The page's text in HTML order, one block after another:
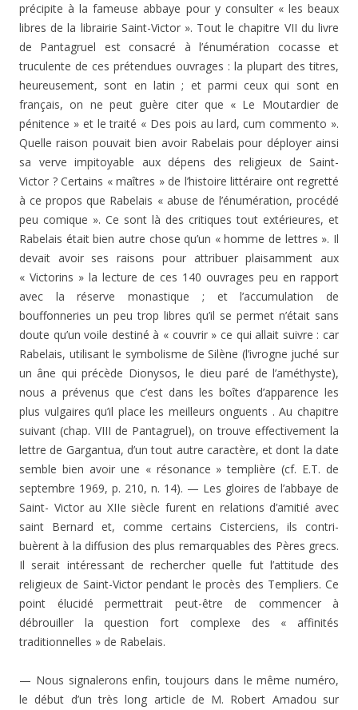
précipite à la fameuse abbaye pour y consulter « les beaux
libres de la librairie Saint-Victor ». Tout le chapitre VII du livre
de Pantagruel est consacré à l’énumération cocasse et
truculente de ces prétendues ouvrages : la plupart des titres,
heureusement, sont en latin ; et parmi ceux qui sont en
français, on ne peut guère citer que « Le Moutardier de
pénitence » et le traité « Des pois au lard, cum commento ».
Quelle raison pouvait bien avoir Rabelais pour déployer ainsi
sa verve impitoyable aux dépens des religieux de Saint-
Victor ? Certains « maîtres » de l’histoire littéraire ont regretté
à ce propos que Rabelais « abuse de l’énumération, procédé
peu comique ». Ce sont là des critiques tout extérieures, et
Rabelais était bien autre chose qu’un « homme de let­tres ». Il
devait avoir ses raisons pour attribuer plaisam­ment aux
« Victorins » la lecture de ces 140 ouvrages peu en rapport
avec la réserve monastique ; et l’accumulation de
bouffonneries un peu trop libres qu’il se permet n’était sans
doute qu’un voile destiné à « couvrir » ce qui allait suivre : car
Rabelais, utilisant le symbolisme de Silène (l’ivrogne juché sur
un âne qui précède Dionysos, le dieu paré de l’améthyste),
nous a prévenus que c’est dans les boîtes d’apparence les
plus vulgaires qu’il place les meil­leurs onguents . Au chapitre
suivant (chap. VIII de Panta­gruel), on trouve effectivement la
lettre de Gargantua, d’un tout autre caractère, et dont la date
semble bien avoir une « résonance » templière (cf. E.T. de
septembre 1969, p. 210, n. 14). — Les gloires de l’abbaye de
Saint- Victor au XIIe siècle furent en relations d’amitié avec
saint Bernard et, comme certains Cisterciens, ils contri­
buèrent à la diffusion des plus remarquables des Pères grecs.
Il serait intéressant de rechercher quelle fut l’attitu­de des
religieux de Saint-Victor pendant le procès des Templiers. Ce
point élucidé permettrait peut-être de com­mencer à
débrouiller la question fort complexe des « affi­nités
traditionnelles » de Rabelais.
— Nous signalerons enfin, toujours dans le même numé­ro,
le début d’un très long article de M. Robert Amadou sur